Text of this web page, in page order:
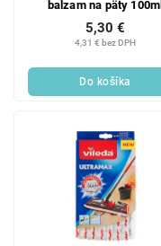
balzam na päty 100ml
4,31 € bez DPH
5,30 €
Do košíka